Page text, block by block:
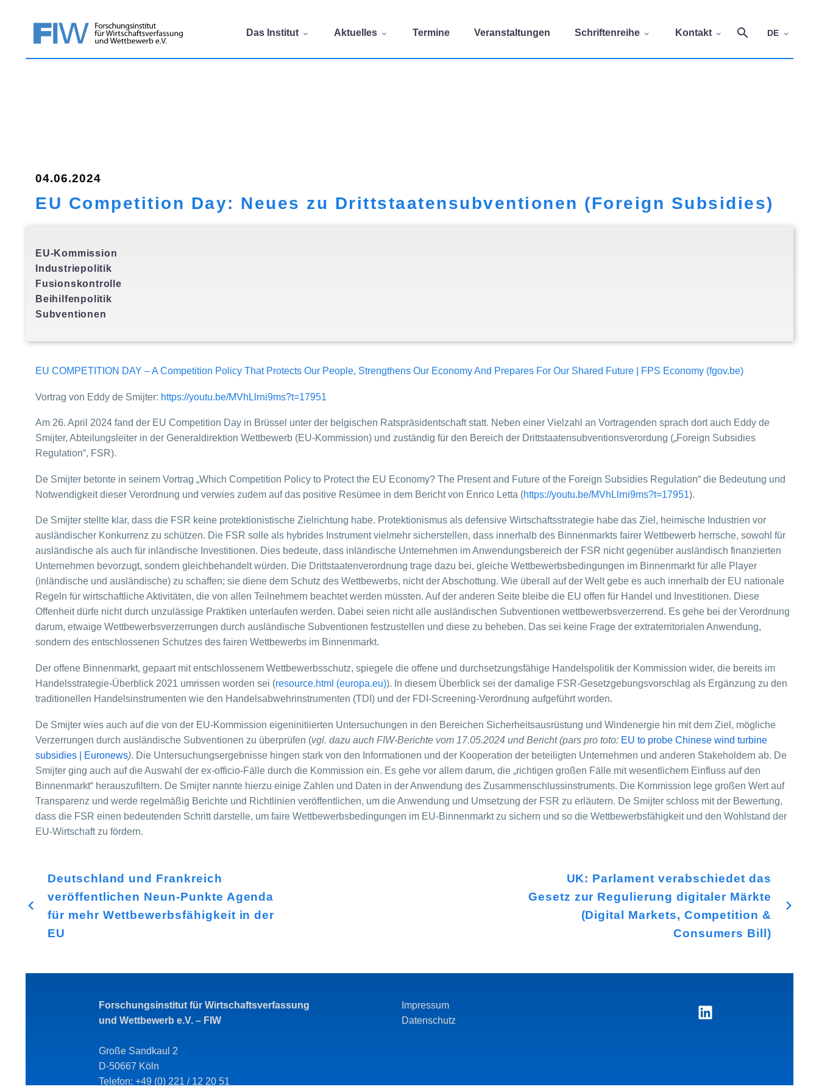
Das Institut Aktuelles Termine Veranstaltungen Schriftenreihe Kontakt DE
04.06.2024
EU Competition Day: Neues zu Drittstaatensubventionen (Foreign Subsidies)
EU-Kommission
Industriepolitik
Fusionskontrolle
Beihilfenpolitik
Subventionen
EU COMPETITION DAY – A Competition Policy That Protects Our People, Strengthens Our Economy And Prepares For Our Shared Future | FPS Economy (fgov.be)
Vortrag von Eddy de Smijter: https://youtu.be/MVhLlrni9ms?t=17951
Am 26. April 2024 fand der EU Competition Day in Brüssel unter der belgischen Ratspräsidentschaft statt. Neben einer Vielzahl an Vortragenden sprach dort auch Eddy de
Smijter, Abteilungsleiter in der Generaldirektion Wettbewerb (EU-Kommission) und zuständig für den Bereich der Drittstaatensubventionsverordung („Foreign Subsidies
Regulation“, FSR).
De Smijter betonte in seinem Vortrag „Which Competition Policy to Protect the EU Economy? The Present and Future of the Foreign Subsidies Regulation“ die Bedeutung und
Notwendigkeit dieser Verordnung und verwies zudem auf das positive Resümee in dem Bericht von Enrico Letta (https://youtu.be/MVhLlrni9ms?t=17951).
De Smijter stellte klar, dass die FSR keine protektionistische Zielrichtung habe. Protektionismus als defensive Wirtschaftsstrategie habe das Ziel, heimische Industrien vor
ausländischer Konkurrenz zu schützen. Die FSR solle als hybrides Instrument vielmehr sicherstellen, dass innerhalb des Binnenmarkts fairer Wettbewerb herrsche, sowohl für
ausländische als auch für inländische Investitionen. Dies bedeute, dass inländische Unternehmen im Anwendungsbereich der FSR nicht gegenüber ausländisch finanzierten
Unternehmen bevorzugt, sondern gleichbehandelt würden. Die Drittstaatenverordnung trage dazu bei, gleiche Wettbewerbsbedingungen im Binnenmarkt für alle Player
(inländische und ausländische) zu schaffen; sie diene dem Schutz des Wettbewerbs, nicht der Abschottung. Wie überall auf der Welt gebe es auch innerhalb der EU nationale
Regeln für wirtschaftliche Aktivitäten, die von allen Teilnehmern beachtet werden müssten. Auf der anderen Seite bleibe die EU offen für Handel und Investitionen. Diese
Offenheit dürfe nicht durch unzulässige Praktiken unterlaufen werden. Dabei seien nicht alle ausländischen Subventionen wettbewerbsverzerrend. Es gehe bei der Verordnung
darum, etwaige Wettbewerbsverzerrungen durch ausländische Subventionen festzustellen und diese zu beheben. Das sei keine Frage der extraterritorialen Anwendung,
sondern des entschlossenen Schutzes des fairen Wettbewerbs im Binnenmarkt.
Der offene Binnenmarkt, gepaart mit entschlossenem Wettbewerbsschutz, spiegele die offene und durchsetzungsfähige Handelspolitik der Kommission wider, die bereits im
Handelsstrategie-Überblick 2021 umrissen worden sei (resource.html (europa.eu)). In diesem Überblick sei der damalige FSR-Gesetzgebungsvorschlag als Ergänzung zu den
traditionellen Handelsinstrumenten wie den Handelsabwehrinstrumenten (TDI) und der FDI-Screening-Verordnung aufgeführt worden.
De Smijter wies auch auf die von der EU-Kommission eigeninitiierten Untersuchungen in den Bereichen Sicherheitsausrüstung und Windenergie hin mit dem Ziel, mögliche
Verzerrungen durch ausländische Subventionen zu überprüfen (vgl. dazu auch FIW-Berichte vom 17.05.2024 und Bericht (pars pro toto: EU to probe Chinese wind turbine
subsidies | Euronews). Die Untersuchungsergebnisse hingen stark von den Informationen und der Kooperation der beteiligten Unternehmen und anderen Stakeholdern ab. De
Smijter ging auch auf die Auswahl der ex-officio-Fälle durch die Kommission ein. Es gehe vor allem darum, die „richtigen großen Fälle mit wesentlichem Einfluss auf den
Binnenmarkt“ herauszufiltern. De Smijter nannte hierzu einige Zahlen und Daten in der Anwendung des Zusammenschlussinstruments. Die Kommission lege großen Wert auf
Transparenz und werde regelmäßig Berichte und Richtlinien veröffentlichen, um die Anwendung und Umsetzung der FSR zu erläutern. De Smijter schloss mit der Bewertung,
dass die FSR einen bedeutenden Schritt darstelle, um faire Wettbewerbsbedingungen im EU-Binnenmarkt zu sichern und so die Wettbewerbsfähigkeit und den Wohlstand der
EU-Wirtschaft zu fördern.
Deutschland und Frankreich
veröffentlichen Neun-Punkte Agenda
für mehr Wettbewerbsfähigkeit in der
EU
UK: Parlament verabschiedet das
Gesetz zur Regulierung digitaler Märkte
(Digital Markets, Competition &
Consumers Bill)
Forschungsinstitut für Wirtschaftsverfassung
und Wettbewerb e.V. – FIW
Große Sandkaul 2
D-50667 Köln
Telefon: +49 (0) 221 / 12 20 51
Impressum
Datenschutz